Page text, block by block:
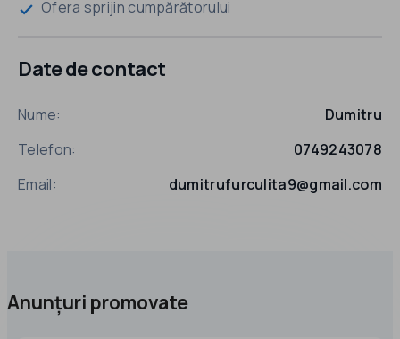
check Ofera sprijin cumpărătorului
Date de contact
Nume:
Dumitru
Telefon:
0749243078
Email:
dumitrufurculita9@gmail.com
Anunțuri promovate